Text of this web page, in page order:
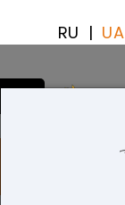
RU | UA